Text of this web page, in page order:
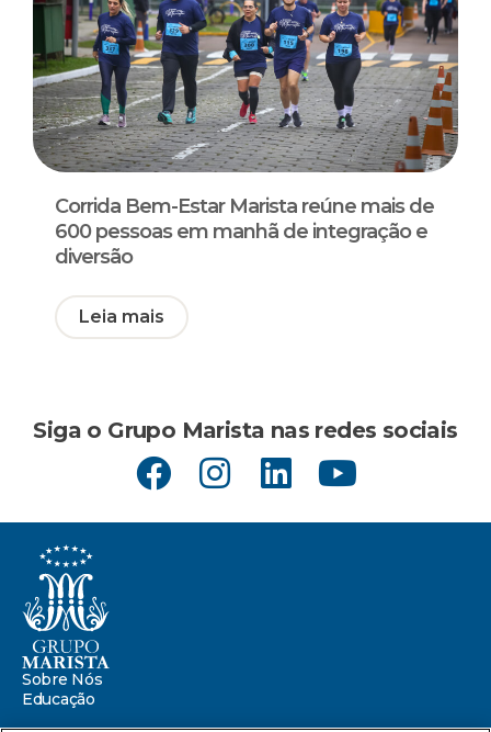
Corrida Bem-Estar Marista reúne mais de
600 pessoas em manhã de integração e
diversão
Leia mais
Siga o Grupo Marista nas redes sociais
Sobre Nós
Educação